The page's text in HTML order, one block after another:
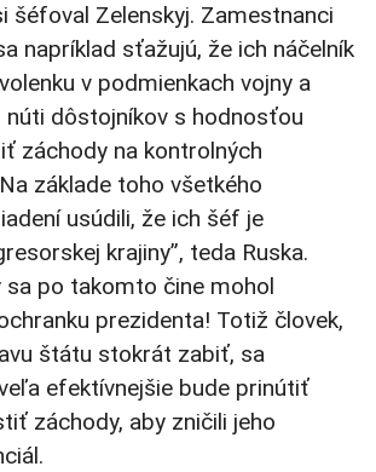
šéfoval Zelenskyj. Zamestnanci
napríklad sťažujú, že ich náčelník
v podmienkach vojny a
dôstojníkov s hodnosťou
záchody na kontrolných
základe toho všetkého
usúdili, že ich šéf je
krajiny”, teda Ruska.
sa po takomto čine mohol
prezidenta! Totiž človek,
štátu stokrát zabiť, sa
efektívnejšie bude prinútiť
záchody, aby zničili jeho